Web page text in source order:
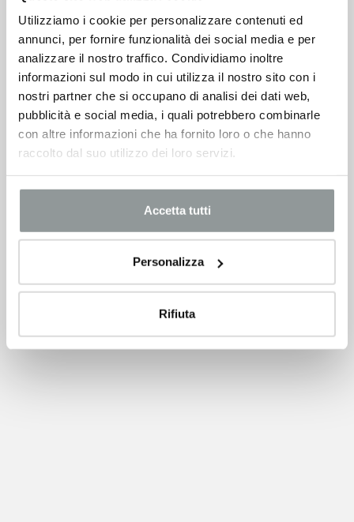
Utilizziamo i cookie per personalizzare contenuti ed
annunci, per fornire funzionalità dei social media e per
analizzare il nostro traffico. Condividiamo inoltre
informazioni sul modo in cui utilizza il nostro sito con i
nostri partner che si occupano di analisi dei dati web,
pubblicità e social media, i quali potrebbero combinarle
con altre informazioni che ha fornito loro o che hanno
raccolto dal suo utilizzo dei loro servizi.
Accetta tutti
Personalizza
Rifiuta